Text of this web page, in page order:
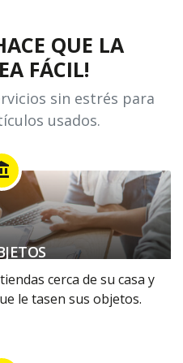
QUE LA
FÁCIL!
sin estrés para
usados.
cerca de su casa y
le tasen sus objetos.